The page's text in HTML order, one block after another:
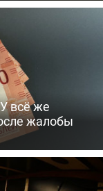
всё же
жалобы